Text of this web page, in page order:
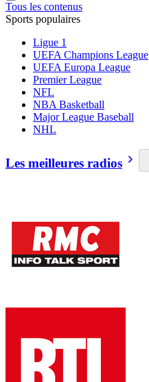
Tous les contenus
Sports populaires
Ligue 1
UEFA Champions League
UEFA Europa League
Premier League
NFL
NBA Basketball
Major League Baseball
NHL
Les meilleures radios